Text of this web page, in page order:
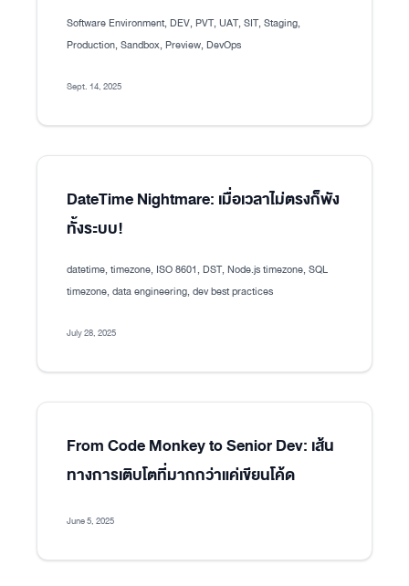
Software Environment, DEV, PVT, UAT, SIT, Staging,
Production, Sandbox, Preview, DevOps
Sept. 14, 2025
DateTime Nightmare: เมื่อเวลาไม่ตรงก็พัง
ทั้งระบบ!
datetime, timezone, ISO 8601, DST, Node.js timezone, SQL
timezone, data engineering, dev best practices
July 28, 2025
From Code Monkey to Senior Dev: เส้น
ทางการเติบโตที่มากกว่าแค่เขียนโค้ด
June 5, 2025